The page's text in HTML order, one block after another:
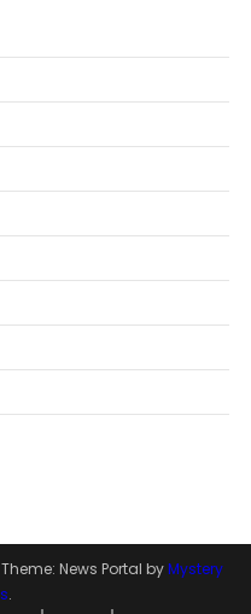
Theme: News Portal byMystery
.